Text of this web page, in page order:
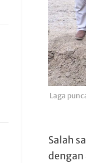
Laga
Salah